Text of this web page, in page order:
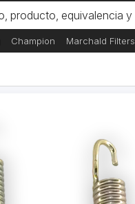
Champion Marchald Filters